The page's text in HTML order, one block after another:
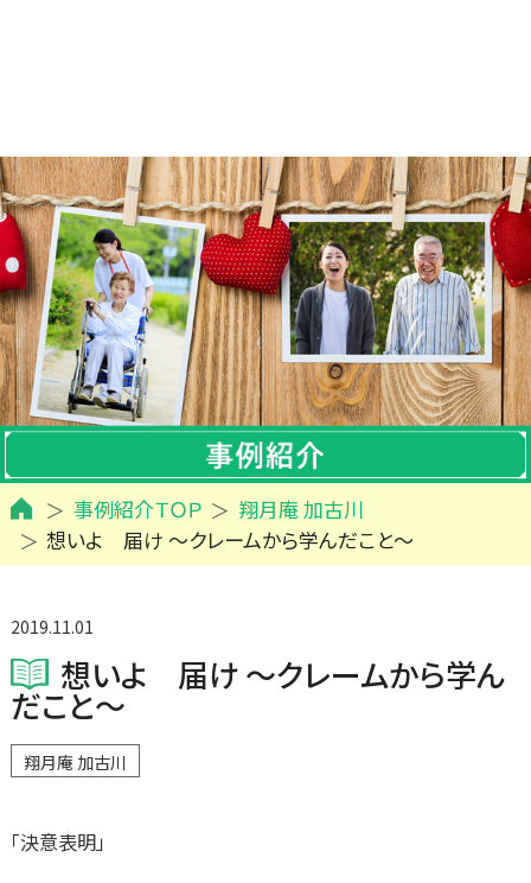
事例紹介ＴＯＰ
翔月庵 加古川
想いよ 届け ～クレームから学んだこと～
2019.11.01
想いよ 届け ～クレームから学ん
だこと～
翔月庵 加古川
「決意表明」